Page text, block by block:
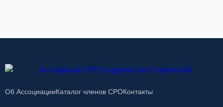
Об АссоциацииКаталог членов СРОКонтакты